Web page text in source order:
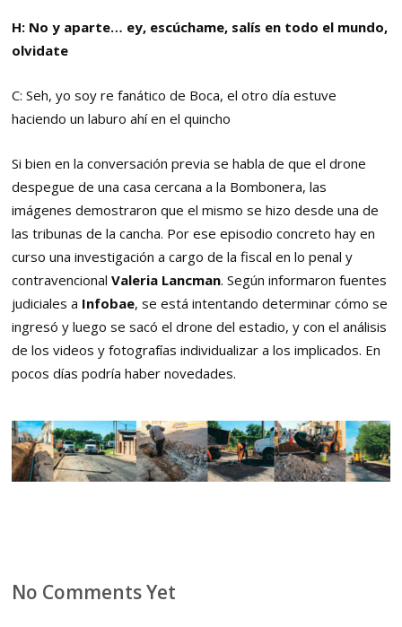
H: No y aparte… ey, escúchame, salís en todo el mundo,
olvidate
C: Seh, yo soy re fanático de Boca, el otro día estuve
haciendo un laburo ahí en el quincho
Si bien en la conversación previa se habla de que el drone
despegue de una casa cercana a la Bombonera, las
imágenes demostraron que el mismo se hizo desde una de
las tribunas de la cancha. Por ese episodio concreto hay en
curso una investigación a cargo de la fiscal en lo penal y
contravencionalValeria Lancman. Según informaron fuentes
judiciales a Infobae, se está intentando determinar cómo se
ingresó y luego se sacó el drone del estadio, y con el análisis
de los videos y fotografías individualizar a los implicados. En
pocos días podría haber novedades.
No Comments Yet